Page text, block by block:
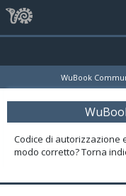
WuBook
Codice di autorizzazione
modo corretto? Torna